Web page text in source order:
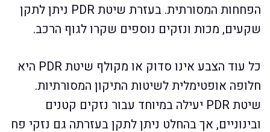
הפחחות המסורתית. בעזרת שיטת PDR ניתן לתקן
שקעים, מכות ונזקים נוספים שקרו לגוף הרכב.
כל עוד הצבע אינו סדוק או מקולף שיטת PDR היא
חלופה אופטימלית לשיטות התיקון המסורתיות.
שיטת PDR יעילה במיוחד עבור נזקים קטנים
ובינוניים, אך בהחלט ניתן לתקן בעזרתה גם נזקי פח